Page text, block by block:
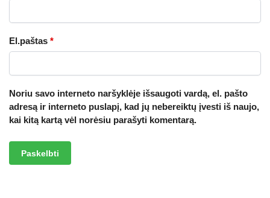
El.paštas *
Noriu savo interneto naršyklėje išsaugoti vardą, el. pašto
adresą ir interneto puslapį, kad jų nebereiktų įvesti iš naujo,
kai kitą kartą vėl norėsiu parašyti komentarą.